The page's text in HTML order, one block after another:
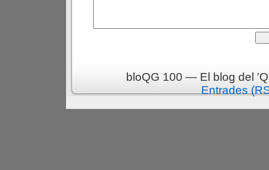
bloQG 100 — El blog del
Entrades